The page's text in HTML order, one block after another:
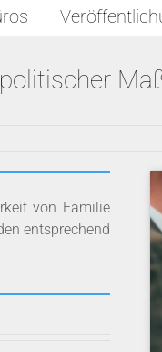
von Familie
entsprechend